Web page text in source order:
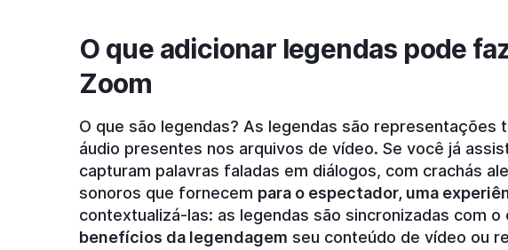
O que adicionar legendas pode
Zoom
O que são legendas? As legendas são
áudio presentes nos arquivos de vídeo. Se você já
capturam palavras faladas em diálogos, com crachás
sonoros que fornecem para o espectador, uma
contextualizá-las: as legendas são sincronizadas com
benefícios da legendagem seu conteúdo de vídeo ou